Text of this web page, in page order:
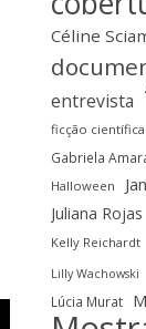
Céline
entrevista
ficção científica
Gabriela
Halloween
Juliana Rojas
Kelly Reichardt
Lilly Wachowski
Lúcia Murat